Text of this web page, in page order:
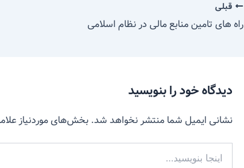
قبلی
راه های تامین منابع مالی در نظام اسلامی
دیدگاه‌ خود را بنویسید
نشانی ایمیل شما منتشر نخواهد شد. بخش‌های موردنیاز
بنویسید…